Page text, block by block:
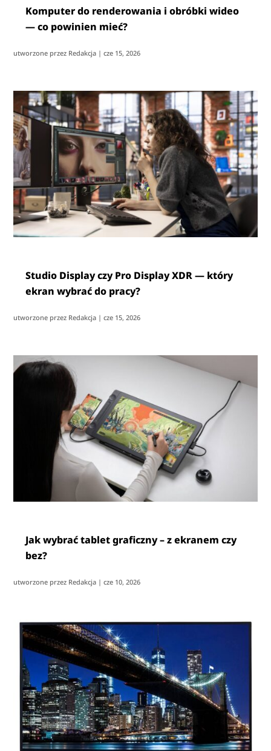
Komputer do renderowania i obróbki wideo
— co powinien mieć?
utworzone przez Redakcja |cze 15, 2026
Studio Display czy Pro Display XDR — który
ekran wybrać do pracy?
utworzone przez Redakcja |cze 15, 2026
Jak wybrać tablet graficzny – z ekranem czy
bez?
utworzone przez Redakcja |cze 10, 2026